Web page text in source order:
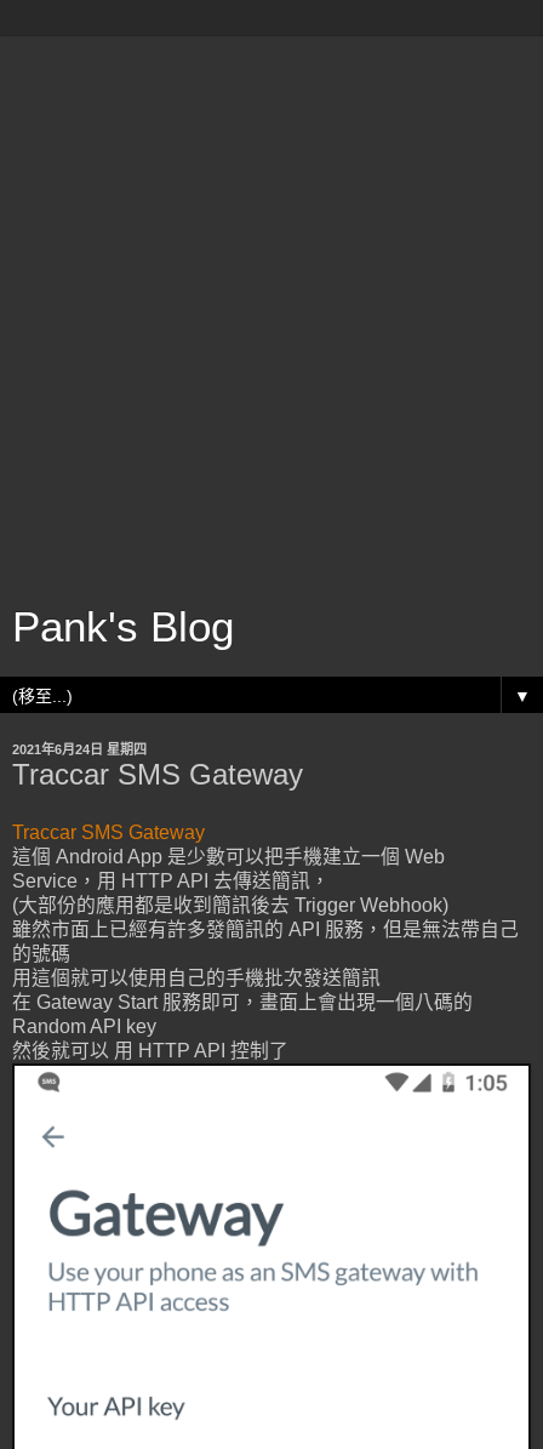
Pank's Blog
▼
2021年6月24日 星期四
Traccar SMS Gateway
Traccar SMS Gateway
這個 Android App 是少數可以把手機建立一個 Web
Service，用 HTTP API 去傳送簡訊，
(大部份的應用都是收到簡訊後去 Trigger Webhook)
雖然市面上已經有許多發簡訊的 API 服務，但是無法帶自己
的號碼
用這個就可以使用自己的手機批次發送簡訊
在 Gateway Start 服務即可，畫面上會出現一個八碼的
Random API key
然後就可以 用 HTTP API 控制了